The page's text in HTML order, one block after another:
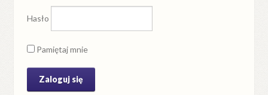
Hasło
Pamiętaj mnie